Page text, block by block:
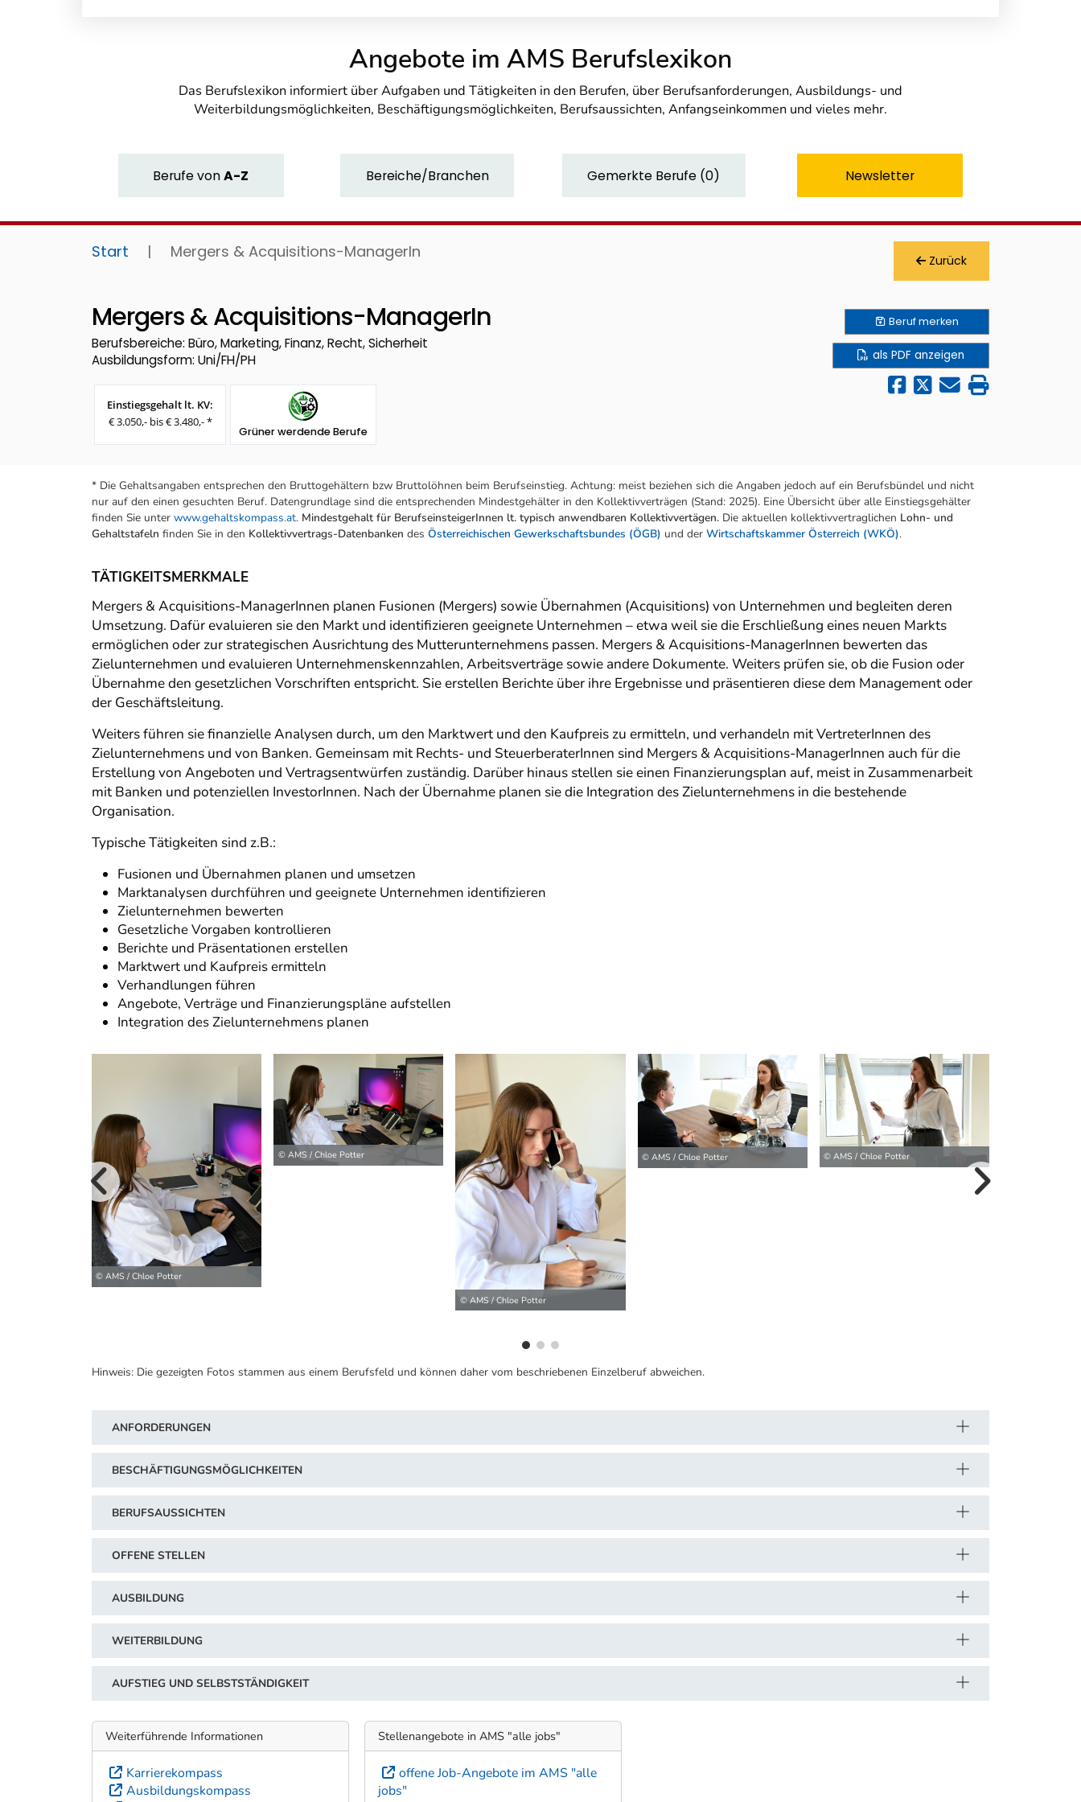
Angebote im AMS Berufslexikon
Das Berufslexikon informiert über Aufgaben und Tätigkeiten in den Berufen, über Berufsanforderungen, Ausbildungs- und
Weiterbildungsmöglichkeiten, Beschäftigungsmöglichkeiten, Berufsaussichten, Anfangseinkommen und vieles mehr.
BerufevonA-Z Bereiche/Branchen Gemerkte Berufe (0) Newsletter
Start | Mergers & Acquisitions-ManagerIn Zurück
Mergers & Acquisitions-ManagerIn
Berufsbereiche: Büro, Marketing, Finanz, Recht, Sicherheit
Ausbildungsform: Uni/FH/PH
Einstiegsgehalt lt. KV:
€ 3.050,- bis € 3.480,- *
Grüner werdende Berufe
Berufmerken
als PDF anzeigen
* Die Gehaltsangaben entsprechen den Bruttogehältern bzw Bruttolöhnen beim Berufseinstieg. Achtung: meist beziehen sich die Angaben jedoch auf ein Berufsbündel und nicht
nur auf den einen gesuchten Beruf. Datengrundlage sind die entsprechenden Mindestgehälter in den Kollektivverträgen (Stand: 2025). Eine Übersicht über alle Einstiegsgehälter
finden Sie unter www.gehaltskompass.at. Mindestgehalt für BerufseinsteigerInnen lt. typisch anwendbaren Kollektivvertägen. Die aktuellen kollektivvertraglichen Lohn- und
Gehaltstafeln finden Sie in den Kollektivvertrags-Datenbanken des Österreichischen Gewerkschaftsbundes (ÖGB) und der Wirtschaftskammer Österreich (WKÖ).
TÄTIGKEITSMERKMALE
Mergers & Acquisitions-ManagerInnen planen Fusionen (Mergers) sowie Übernahmen (Acquisitions) von Unternehmen und begleiten deren
Umsetzung. Dafür evaluieren sie den Markt und identifizieren geeignete Unternehmen – etwa weil sie die Erschließung eines neuen Markts
ermöglichen oder zur strategischen Ausrichtung des Mutterunternehmens passen. Mergers & Acquisitions-ManagerInnen bewerten das
Zielunternehmen und evaluieren Unternehmenskennzahlen, Arbeitsverträge sowie andere Dokumente. Weiters prüfen sie, ob die Fusion oder
Übernahme den gesetzlichen Vorschriften entspricht. Sie erstellen Berichte über ihre Ergebnisse und präsentieren diese dem Management oder
der Geschäftsleitung.
Weiters führen sie finanzielle Analysen durch, um den Marktwert und den Kaufpreis zu ermitteln, und verhandeln mit VertreterInnen des
Zielunternehmens und von Banken. Gemeinsam mit Rechts- und SteuerberaterInnen sind Mergers & Acquisitions-ManagerInnen auch für die
Erstellung von Angeboten und Vertragsentwürfen zuständig. Darüber hinaus stellen sie einen Finanzierungsplan auf, meist in Zusammenarbeit
mit Banken und potenziellen InvestorInnen. Nach der Übernahme planen sie die Integration des Zielunternehmens in die bestehende
Organisation.
Typische Tätigkeiten sind z.B.:
Fusionen und Übernahmen planen und umsetzen
Marktanalysen durchführen und geeignete Unternehmen identifizieren
Zielunternehmen bewerten
Gesetzliche Vorgaben kontrollieren
Berichte und Präsentationen erstellen
Marktwert und Kaufpreis ermitteln
Verhandlungen führen
Angebote, Verträge und Finanzierungspläne aufstellen
Integration des Zielunternehmens planen
© AMS / Chloe Potter
© AMS / Chloe Potter
© AMS / Chloe Potter
© AMS / Chloe Potter © AMS / Chloe Potter
vorherige Bilder
Hinweis: Die gezeigten Fotos stammen aus einem Berufsfeld und können daher vom beschriebenen Einzelberuf abweichen.
ANFORDERUNGEN
BESCHÄFTIGUNGSMÖGLICHKEITEN
BERUFSAUSSICHTEN
OFFENE STELLEN
AUSBILDUNG
WEITERBILDUNG
AUFSTIEG UND SELBSTSTÄNDIGKEIT
Weiterführende Informationen
Karrierekompass
Ausbildungskompass
Stellenangebote in AMS "alle jobs"
offene Job-Angebote im AMS "alle
jobs"